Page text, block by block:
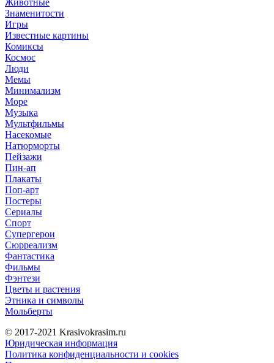
Животные
Знаменитости
Игры
Известные картины
Комиксы
Космос
Люди
Мемы
Минимализм
Море
Музыка
Мультфильмы
Насекомые
Натюрморты
Пейзажи
Пин-ап
Плакаты
Поп-арт
Постеры
Сериалы
Спорт
Супергерои
Сюрреализм
Фантастика
Фильмы
Фэнтези
Цветы и растения
Этника и символы
Мольберты
© 2017-2021 Krasivokrasim.ru
Юридическая информация
Политика конфиденциальности и cookies